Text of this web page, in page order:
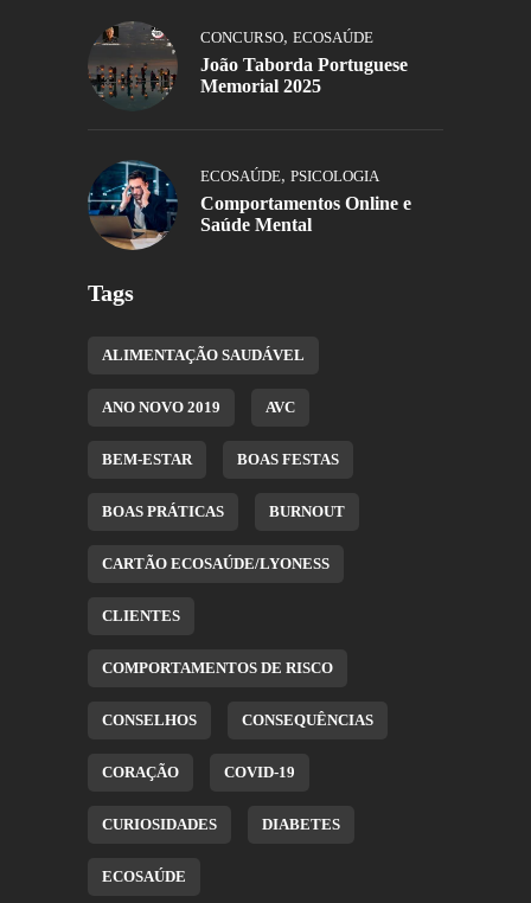
CONCURSO, ECOSAÚDE
João Taborda Portuguese
Memorial 2025
ECOSAÚDE, PSICOLOGIA
Comportamentos Online e
Saúde Mental
Tags
ALIMENTAÇÃO SAUDÁVEL
ANO NOVO 2019 AVC
BEM-ESTAR BOAS FESTAS
BOAS PRÁTICAS BURNOUT
CARTÃO ECOSAÚDE/LYONESS
CLIENTES
COMPORTAMENTOS DE RISCO
CONSELHOS CONSEQUÊNCIAS
CORAÇÃO COVID-19
CURIOSIDADES DIABETES
ECOSAÚDE